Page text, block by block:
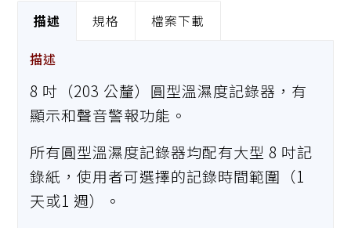
描述 規格 檔案下載
描述
8 吋（203 公釐）圓型溫濕度記錄器，有
顯示和聲音警報功能。
所有圓型溫濕度記錄器均配有大型 8 吋記
錄紙，使用者可選擇的記錄時間範圍（1
天或1 週）。